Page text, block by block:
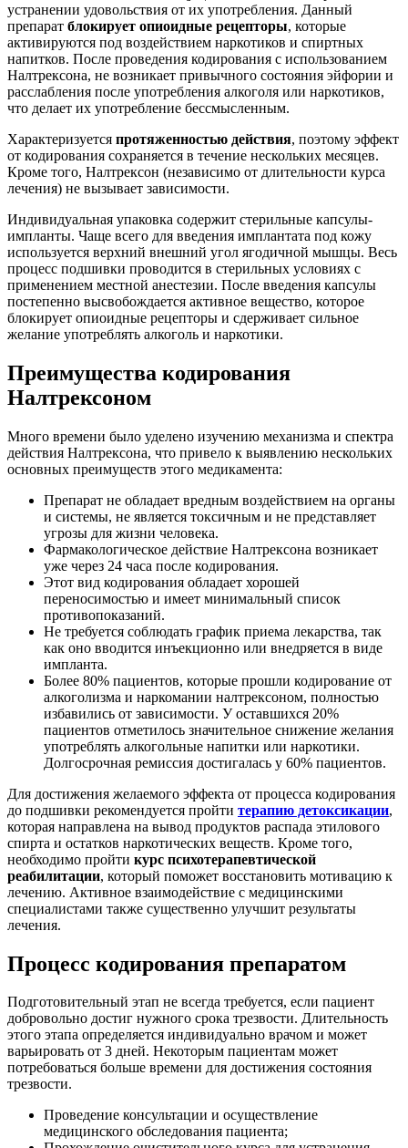
устранении удовольствия от их употребления. Данный
препарат блокирует опиоидные рецепторы, которые
активируются под воздействием наркотиков и спиртных
напитков. После проведения кодирования с использованием
Налтрексона, не возникает привычного состояния эйфории и
расслабления после употребления алкоголя или наркотиков,
что делает их употребление бессмысленным.
Характеризуется протяженностью действия, поэтому эффект
от кодирования сохраняется в течение нескольких месяцев.
Кроме того, Налтрексон (независимо от длительности курса
лечения) не вызывает зависимости.
Индивидуальная упаковка содержит стерильные капсулы-
импланты. Чаще всего для введения имплантата под кожу
используется верхний внешний угол ягодичной мышцы. Весь
процесс подшивки проводится в стерильных условиях с
применением местной анестезии. После введения капсулы
постепенно высвобождается активное вещество, которое
блокирует опиоидные рецепторы и сдерживает сильное
желание употреблять алкоголь и наркотики.
Преимущества кодирования
Налтрексоном
Много времени было уделено изучению механизма и спектра
действия Налтрексона, что привело к выявлению нескольких
основных преимуществ этого медикамента:
Препарат не обладает вредным воздействием на органы
и системы, не является токсичным и не представляет
угрозы для жизни человека.
Фармакологическое действие Налтрексона возникает
уже через 24 часа после кодирования.
Этот вид кодирования обладает хорошей
переносимостью и имеет минимальный список
противопоказаний.
Не требуется соблюдать график приема лекарства, так
как оно вводится инъекционно или внедряется в виде
импланта.
Более 80% пациентов, которые прошли кодирование от
алкоголизма и наркомании налтрексоном, полностью
избавились от зависимости. У оставшихся 20%
пациентов отметилось значительное снижение желания
употреблять алкогольные напитки или наркотики.
Долгосрочная ремиссия достигалась у 60% пациентов.
Для достижения желаемого эффекта от процесса кодирования
до подшивки рекомендуется пройти терапию детоксикации,
которая направлена на вывод продуктов распада этилового
спирта и остатков наркотических веществ. Кроме того,
необходимо пройти курс психотерапевтической
реабилитации, который поможет восстановить мотивацию к
лечению. Активное взаимодействие с медицинскими
специалистами также существенно улучшит результаты
лечения.
Процесс кодирования препаратом
Подготовительный этап не всегда требуется, если пациент
добровольно достиг нужного срока трезвости. Длительность
этого этапа определяется индивидуально врачом и может
варьировать от 3 дней. Некоторым пациентам может
потребоваться больше времени для достижения состояния
трезвости.
Проведение консультации и осуществление
медицинского обследования пациента;